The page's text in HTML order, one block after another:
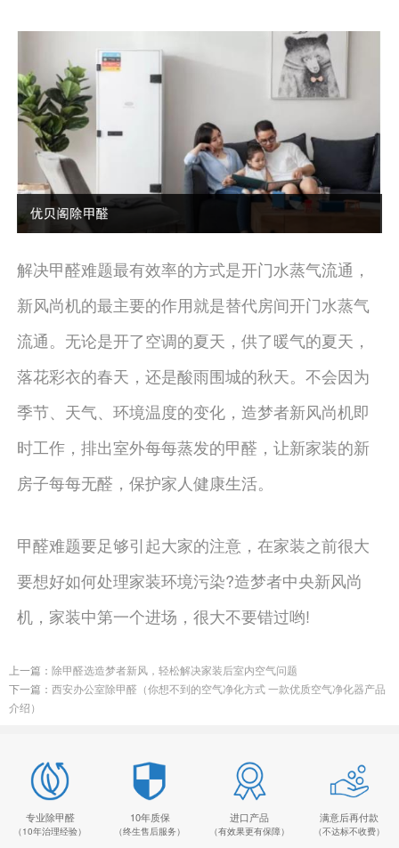
解决甲醛难题最有效率的方式是开门水蒸气流通，
新风尚机的最主要的作用就是替代房间开门水蒸气
流通。无论是开了空调的夏天，供了暖气的夏天，
落花彩衣的春天，还是酸雨围城的秋天。不会因为
季节、天气、环境温度的变化，造梦者新风尚机即
时工作，排出室外每每蒸发的甲醛，让新家装的新
房子每每无醛，保护家人健康生活。
甲醛难题要足够引起大家的注意，在家装之前很大
要想好如何处理家装环境污染?造梦者中央新风尚
机，家装中第一个进场，很大不要错过哟!
上一篇： 除甲醛选造梦者新风，轻松解决家装后室内空气问题
下一篇： 西安办公室除甲醛（你想不到的空气净化方式 一款优质空气净化器产品
介绍）
专业除甲醛
（10年治理经验）
10年质保
（终生售后服务）
进口产品
（有效果更有保障）
满意后再付款
（不达标不收费）